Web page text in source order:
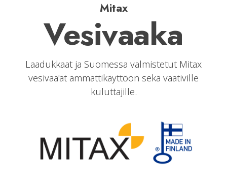
Mitax
Vesivaaka
Laadukkaat ja Suomessa valmistetut Mitax
vesivaa'at ammattikäyttöön sekä vaativille
kuluttajille.